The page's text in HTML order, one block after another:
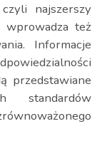
najszerszy
wprowadza też
Informacje
przedstawiane
standardów